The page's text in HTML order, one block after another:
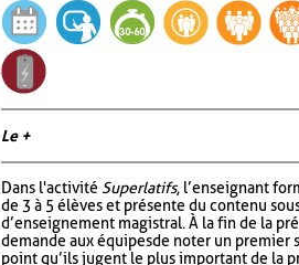
Le +
Dans l'activité Superlatifs, l’enseignant
de 3 à 5 élèves et présente du contenu
d’enseignement magistral. À la fin de la
demande aux équipes de noter un premier
point qu’ils jugent le plus important de la